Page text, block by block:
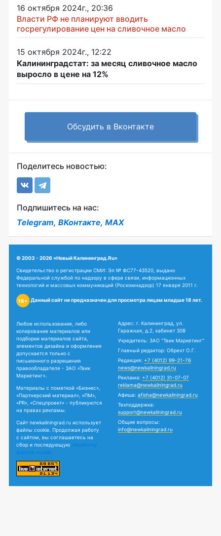
16 октября 2024г., 20:36
Власти РФ не планируют вводить
госрегулирование цен на сливочное масло
15 октября 2024г., 12:22
Калининградстат: за месяц сливочное масло
выросло в цене на 12%
Обсудить в Вконтакте
Поделитесь новостью:
Подпишитесь на нас:
Telegram, ВКонтакте, MAX
© 2003 - 2026 «Новый Калининград.Ru»
Свидетельство о регистрации СМИ: Эл № ФС77-43520, выдано
Федеральной службой по надзору в сфере связи, информационных
технологий и массовых коммуникаций (Роскомнадзор) 17 января 2011 г.
18+ Данный сайт не предназначен для просмотра лицам младше 18 лет.
Любое использование, либо
копирование материалов или
подборки материалов сайта,
элементов дизайна и оформления
допускается только с
письменного разрешения
правообладателя - ЗАО «Твик
Маркетинг».
Материалы с пометкой «Бизнес»,
«Партнерский материал», «ПМ»,
«PR», «Спецпроект» - публикуются
на правах рекламы.
Сайт newkaliningrad.ru использует
файлы cookie. Продолжая работу
с сайтом, вы соглашаетесь на
сбор и последующую обработку
файлов cookie.
Адрес: г. Калининград, ул.
Гаражная, д.2, кабинет 308
Учредитель: ЗАО "Твик Маркетинг"
Главный редактор: Обрехт О.Г.
Редакция: +7 (4012) 99-21-76
news@newkaliningrad.ru
Реклама: +7 (4012) 31-07-07
reklama@newkaliningrad.ru
Афиша: afisha@newkaliningrad.ru
Техподдержка:
support@newkaliningrad.ru
Общие вопросы:
info@newkaliningrad.ru